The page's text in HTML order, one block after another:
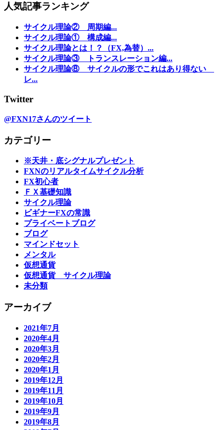
人気記事ランキング
サイクル理論② 周期編...
サイクル理論① 構成編...
サイクル理論とは！？（FX,為替）...
サイクル理論③ トランスレーション編...
サイクル理論⑧ サイクルの形でこれはあり得ない
レ...
Twitter
@FXN17さんのツイート
カテゴリー
※天井・底シグナルプレゼント
FXNのリアルタイムサイクル分析
FX初心者
ＦＸ基礎知識
サイクル理論
ビギナーFXの常識
プライベートブログ
ブログ
マインドセット
メンタル
仮想通貨
仮想通貨 サイクル理論
未分類
アーカイブ
2021年7月
2020年4月
2020年3月
2020年2月
2020年1月
2019年12月
2019年11月
2019年10月
2019年9月
2019年8月